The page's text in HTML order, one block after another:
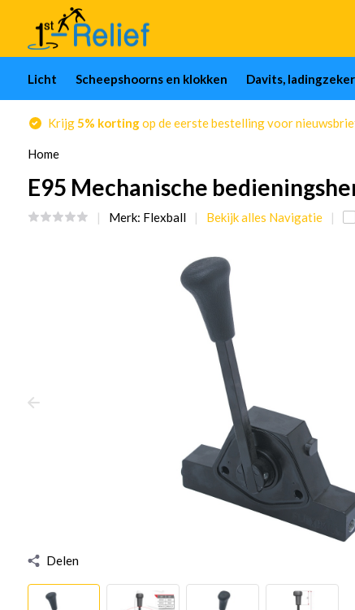
Licht Scheepshoorns en klokken Davits,
Krijg5% kortingop de eerste bestelling voor
Home
E95 Mechanische
Merk: Flexball Bekijk alles Navigatie
Delen